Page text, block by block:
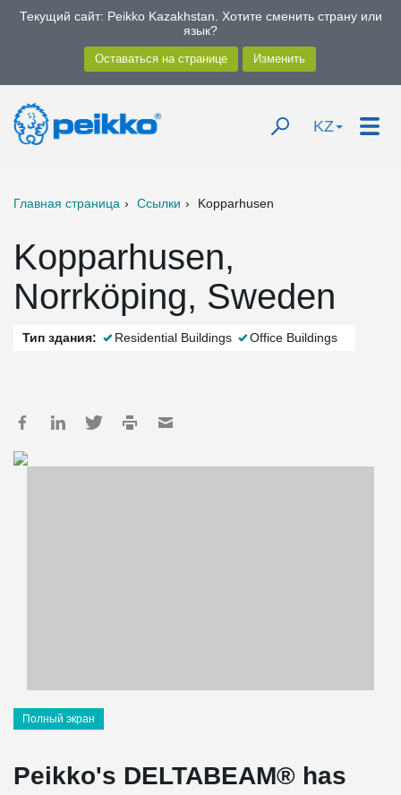
Текущий сайт: Peikko Kazakhstan. Хотите сменить страну или
язык?
KZ
Главная страница Ссылки Kopparhusen
Kopparhusen,
Norrköping, Sweden
Тип здания: Residential Buildings Office Buildings
Полный экран
Peikko's DELTABEAM® has